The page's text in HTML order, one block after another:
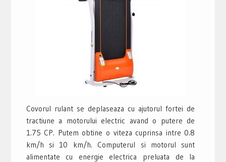
Covorul rulant se deplaseaza cu ajutorul fortei de
tractiune a motorului electric avand o putere de
1.75 CP. Putem obtine o viteza cuprinsa intre 0.8
km/h si 10 km/h. Computerul si motorul sunt
alimentate cu energie electrica preluata de la